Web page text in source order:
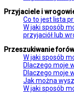
Przyjaciele i
Co to jest lista
W jaki sposób
przyjaciół lub
Przeszukiwanie forów
W jaki sposób
Dlaczego moje
Dlaczego moje
Jak można
W jaki sposób